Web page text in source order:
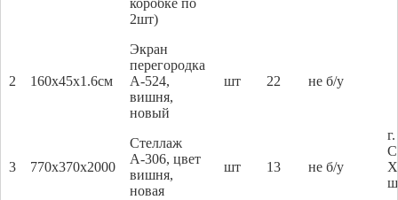
коробке по
2шт)
2 160x45x1.6см
Экран
перегородка
А-524,
вишня,
новый
шт 22 не б/у
3 770x370x2000
Стеллаж
А-306, цвет
вишня,
новая
шт 13 не б/у